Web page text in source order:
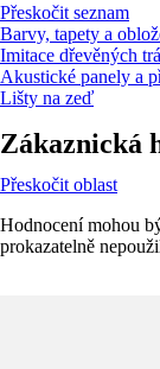
Přeskočit seznam
Barvy, tapety a
Imitace dřevěných
Akustické panely a
Lišty na zeď
Zákaznická
Přeskočit oblast
Hodnocení mohou
prokazatelně